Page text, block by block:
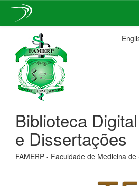
navigation
Biblioteca
e Dissertações
FAMERP - Faculdade de Medicina